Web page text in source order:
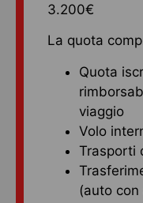
3.200€
La quota
Quota
viaggio
Volo
Trasporti
(auto